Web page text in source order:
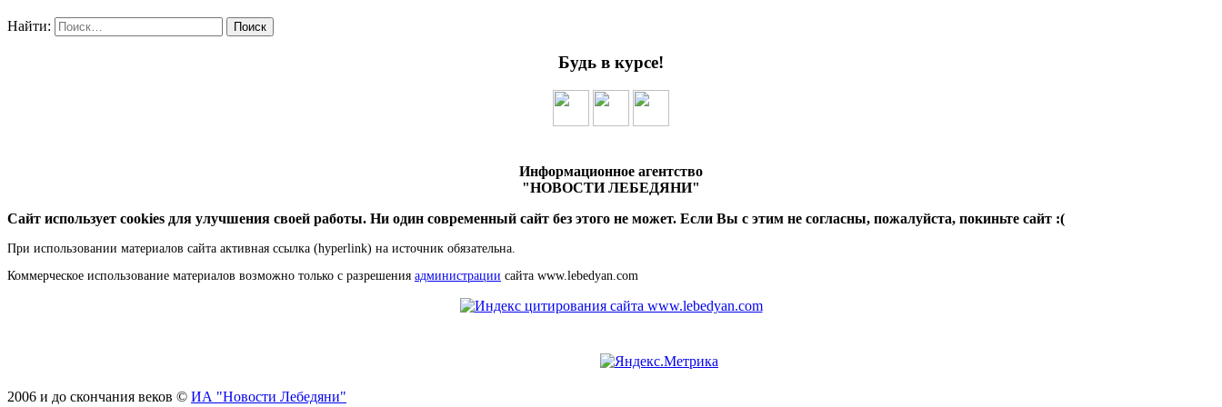
Найти:
Будь в курсе!
Информационное агентство
"НОВОСТИ ЛЕБЕДЯНИ"
Сайт использует cookies для улучшения своей работы. Ни один современный сайт без этого не может. Если Вы с этим не согласны, пожалуйста, покиньте сайт :(
При использовании материалов сайта активная ссылка (hyperlink) на источник обязательна.
Коммерческое использование материалов возможно только с разрешения администрации сайта www.lebedyan.com
2006 и до скончания веков © ИА "Новости Лебедяни"